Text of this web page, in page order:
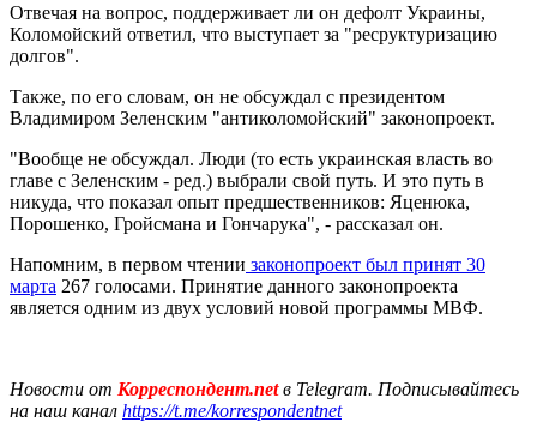
Отвечая на вопрос, поддерживает ли он дефолт Украины,
Коломойский ответил, что выступает за "ресруктуризацию
долгов".
Также, по его словам, он не обсуждал с президентом
Владимиром Зеленским "антиколомойский" законопроект.
"Вообще не обсуждал. Люди (то есть украинская власть во
главе с Зеленским - ред.) выбрали свой путь. И это путь в
никуда, что показал опыт предшественников: Яценюка,
Порошенко, Гройсмана и Гончарука", - рассказал он.
Напомним, в первом чтении законопроект был принят 30
марта 267 голосами. Принятие данного законопроекта
является одним из двух условий новой программы МВФ.
Новости от Корреспондент.netв Telegram. Подписывайтесь
на наш канал https://t.me/korrespondentnet